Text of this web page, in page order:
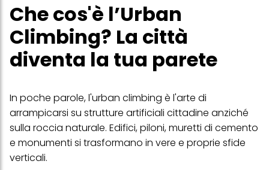
Che cos'è l’Urban
Climbing? La città
diventa la tua parete
In poche parole, l'urban climbing è l'arte di
arrampicarsi su strutture artificiali cittadine anziché
sulla roccia naturale. Edifici, piloni, muretti di cemento
e monumenti si trasformano in vere e proprie sfide
verticali.